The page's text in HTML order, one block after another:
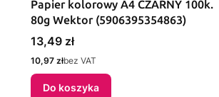
Papier kolorowy A4 CZARNY 100k.
80g Wektor (5906395354863)
Cena
13,49 zł
Cena
10,97 złbez VAT
Do koszyka